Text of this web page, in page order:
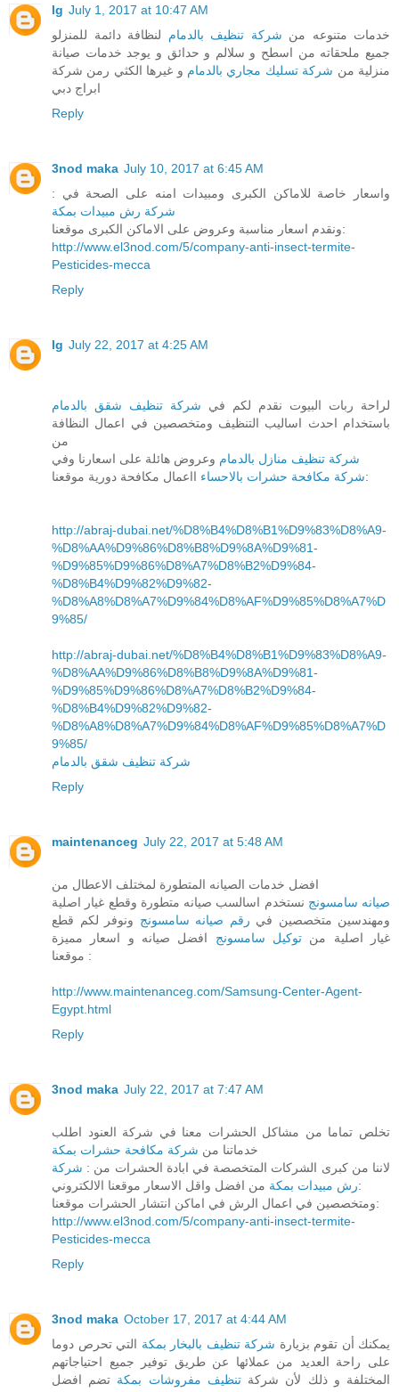
lg July 1, 2017 at 10:47 AM
خدمات متنوعه من شركة تنظيف بالدمام لنظافة دائمة للمنزلو
جميع ملحقاته من اسطح و سلالم و حدائق و يوجد خدمات صيانة
منزلية من شركة تسليك مجاري بالدمام و غيرها الكثي رمن شركة
ابراج دبي
Reply
3nod maka July 10, 2017 at 6:45 AM
واسعار خاصة للاماكن الكبرى ومبيدات امنه على الصحة في :
شركة رش مبيدات بمكة
ونقدم اسعار مناسبة وعروض على الاماكن الكبرى موقعنا:
http://www.el3nod.com/5/company-anti-insect-termite-
Pesticides-mecca
Reply
lg July 22, 2017 at 4:25 AM
لراحة ربات البيوت نقدم لكم في شركة تنظيف شقق بالدمام
باستخدام احدث اساليب التنظيف ومتخصصين في اعمال النظافة
من
شركة تنظيف منازل بالدمام وعروض هائلة على اسعارنا وفي
شركة مكافحة حشرات بالاحساءااعمال مكافحة دورية موقعنا:
http://abraj-dubai.net/%D8%B4%D8%B1%D9%83%D8%A9-
%D8%AA%D9%86%D8%B8%D9%8A%D9%81-
%D9%85%D9%86%D8%A7%D8%B2%D9%84-
%D8%B4%D9%82%D9%82-
%D8%A8%D8%A7%D9%84%D8%AF%D9%85%D8%A7%D
9%85/
http://abraj-dubai.net/%D8%B4%D8%B1%D9%83%D8%A9-
%D8%AA%D9%86%D8%B8%D9%8A%D9%81-
%D9%85%D9%86%D8%A7%D8%B2%D9%84-
%D8%B4%D9%82%D9%82-
%D8%A8%D8%A7%D9%84%D8%AF%D9%85%D8%A7%D
9%85/
شركة تنظيف شقق بالدمام
Reply
maintenanceg July 22, 2017 at 5:48 AM
افضل خدمات الصيانه المتطورة لمختلف الاعطال من
صيانه سامسونج نستخدم اسالسب صيانه متطورة وقطع غيار اصلية
ومهندسين متخصصين في رقم صيانه سامسونج ونوفر لكم قطع
غيار اصلية من توكيل سامسونج افضل صيانه و اسعار مميزة
موقعنا :
http://www.maintenanceg.com/Samsung-Center-Agent-
Egypt.html
Reply
3nod maka July 22, 2017 at 7:47 AM
تخلص تماما من مشاكل الحشرات معنا في شركة العنود اطلب
خدماتنا من شركة مكافحة حشرات بمكة
لاننا من كبرى الشركات المتخصصة في ابادة الحشرات من : شركة
رش مبيدات بمكةمن افضل واقل الاسعار موقعنا الالكتروني:
ومتخصصين في اعمال الرش في اماكن انتشار الحشرات موقعنا:
http://www.el3nod.com/5/company-anti-insect-termite-
Pesticides-mecca
Reply
3nod maka October 17, 2017 at 4:44 AM
يمكنك أن تقوم بزيارة شركة تنظيف بالبخار بمكة التي تحرص دوما
على راحة العديد من عملائها عن طريق توفير جميع احتياجاتهم
المختلفة و ذلك لأن شركةتنظيف مفروشات بمكة تضم افضل